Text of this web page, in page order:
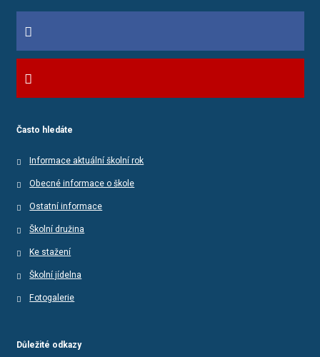
Často hledáte
Informace aktuální školní rok
Obecné informace o škole
Ostatní informace
Školní družina
Ke stažení
Školní jídelna
Fotogalerie
Důležité odkazy